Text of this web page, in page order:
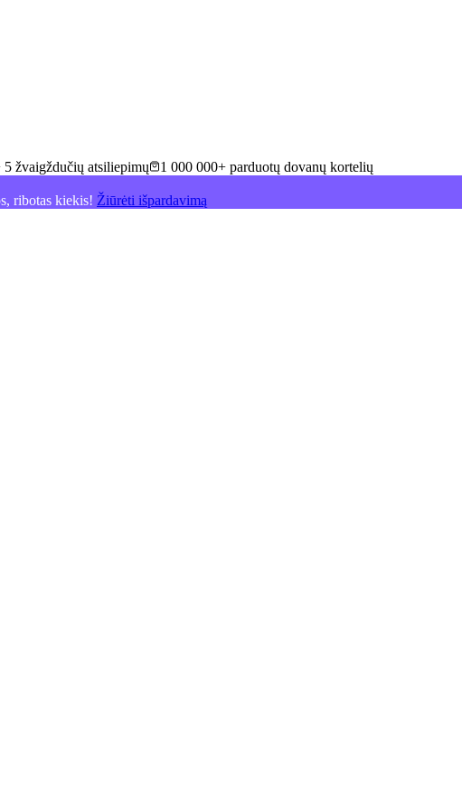
5 žvaigždučių atsiliepimų 1 000 000+ parduotų dovanų kortelių
ribotas kiekis! Žiūrėti išpardavimą